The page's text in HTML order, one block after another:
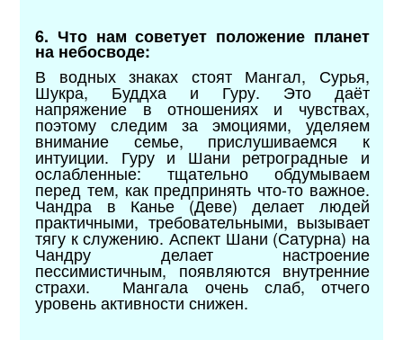
6. Что нам советует положение планет
на небосводе:
В водных знаках стоят Мангал, Сурья,
Шукра, Буддха и Гуру. Это даёт
напряжение в отношениях и чувствах,
поэтому следим за эмоциями, уделяем
внимание семье, прислушиваемся к
интуиции. Гуру и Шани ретроградные и
ослабленные: тщательно обдумываем
перед тем, как предпринять что-то важное.
Чандра в Канье (Деве) делает людей
практичными, требовательными, вызывает
тягу к служению. Аспект Шани (Сатурна) на
Чандру делает настроение
пессимистичным, появляются внутренние
страхи. Мангала очень слаб, отчего
уровень активности снижен.